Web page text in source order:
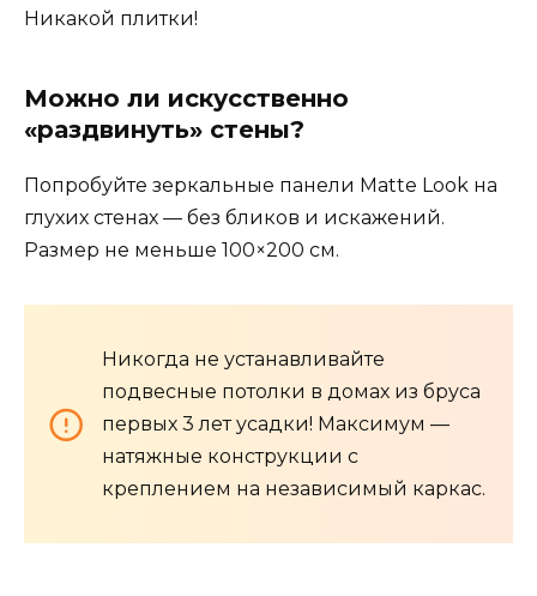
Никакой плитки!
Можно ли искусственно
«раздвинуть» стены?
Попробуйте зеркальные панели Matte Look на
глухих стенах — без бликов и искажений.
Размер не меньше 100×200 см.
Никогда не устанавливайте
подвесные потолки в домах из бруса
первых 3 лет усадки! Максимум —
натяжные конструкции с
креплением на независимый каркас.